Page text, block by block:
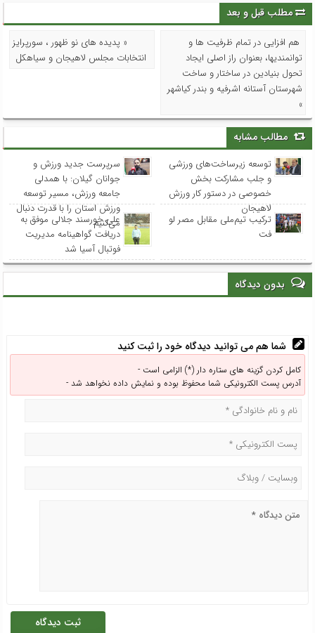
مطلب قبل و بعد
هم افزایی در تمام ظرفیت ها و
توانمندیها، بعنوان راز اصلی ایجاد
تحول بنیادین در ساختار و ساخت
شهرستان آستانه اشرفیه و بندر کیاشهر
»
« پدیده های نو ظهور ، سورپرایز
انتخابات مجلس لاهیجان و سیاهکل
مطالب مشابه
توسعه زیرساخت‌های ورزشی
و جلب مشارکت بخش
خصوصی در دستور کار ورزش
لاهیجان
سرپرست جدید ورزش و
جوانان گیلان: با همدلی
جامعه ورزش، مسیر توسعه
ورزش استان را با قدرت دنبال
می‌کنیم
ترکیب تیم‌ملی مقابل مصر لو
فت
علی خورسند جلالی موفق به
دریافت گواهینامه مدیریت
فوتبال آسیا شد
بدون دیدگاه
شما هم می توانید دیدگاه خود را ثبت کنید
کامل کردن گزینه های ستاره دار (*) الزامی است -
آدرس پست الکترونیکی شما محفوظ بوده و نمایش داده نخواهد شد -